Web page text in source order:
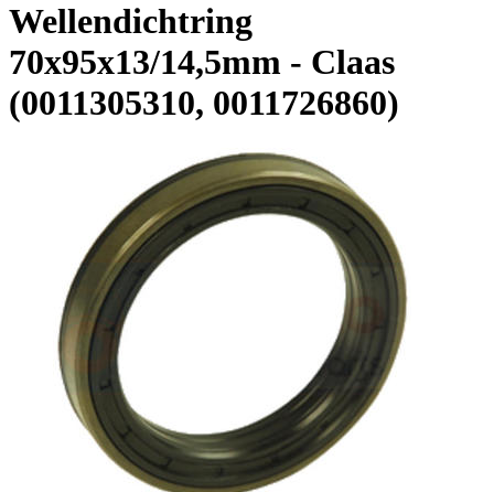
Wellendichtring
70x95x13/14,5mm - Claas
(0011305310, 0011726860)